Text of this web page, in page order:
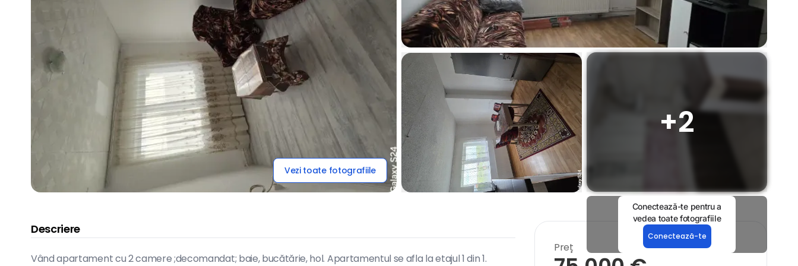
Vezi toate fotografiile
Conectează-te pentru a
vedea toate fotografiile
Conectează-te
+2
Descriere
Vând apartament cu 2 camere ;decomandat; baie, bucătărie, hol. Apartamentul se afla la etajul 1 din 1.
Preț